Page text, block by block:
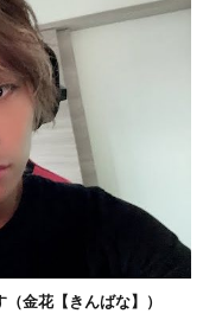
金花【きんばな】）